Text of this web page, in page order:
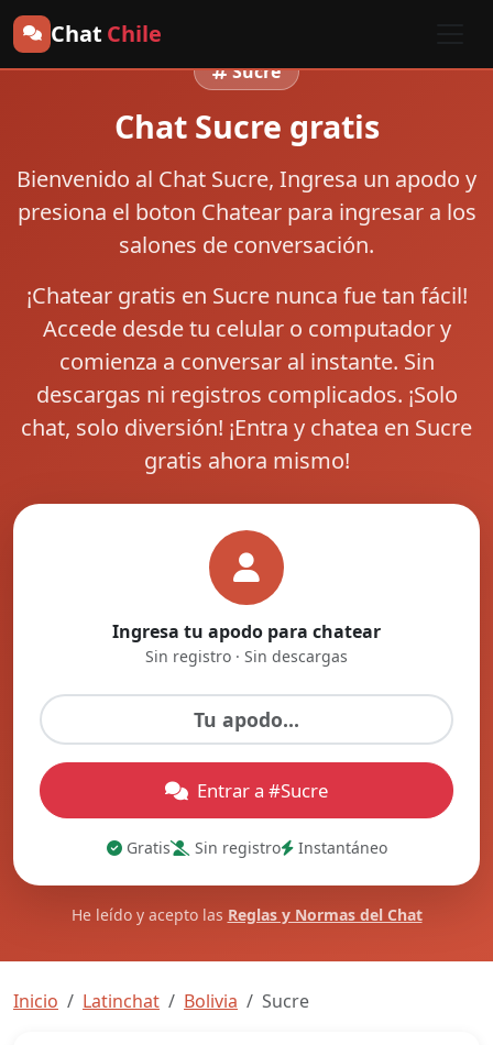
Chat Chile
Sucre
Chat Sucre gratis
Bienvenido al Chat Sucre, Ingresa un apodo y
presiona el boton Chatearpara ingresar a los
salones de conversación.
¡Chatear gratis en Sucre nunca fue tan fácil!
Accede desde tu celular o computador y
comienza a conversar al instante. Sin
descargas ni registros complicados. ¡Solo
chat, solo diversión! ¡Entra y chatea en Sucre
gratis ahora mismo!
Ingresa tu apodo para chatear
Sin registro · Sin descargas
Entrar a #Sucre
Gratis Sin registro Instantáneo
He leído y acepto las Reglas y Normas del Chat
Inicio Latinchat Bolivia Sucre